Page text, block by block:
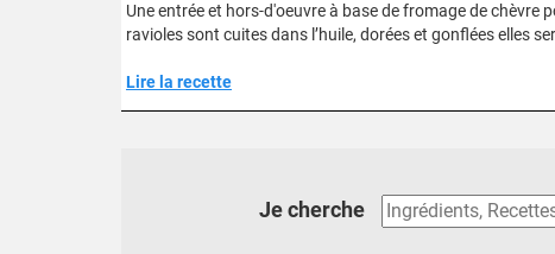
Une entrée et hors-d'oeuvre à base de fromage de chèvre
ravioles sont cuites dans l’huile, dorées et gonflées elles
Lire la recette
Je cherche